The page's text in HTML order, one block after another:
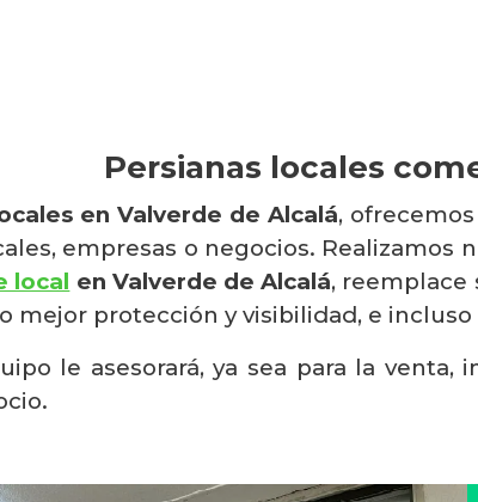
Persianas locales
en Valverde de Alcalá,
empresas o negocios.
local en Valverde de Alcalá, reemplace
mejor protección y visibilidad, e
le asesorará, ya sea para la